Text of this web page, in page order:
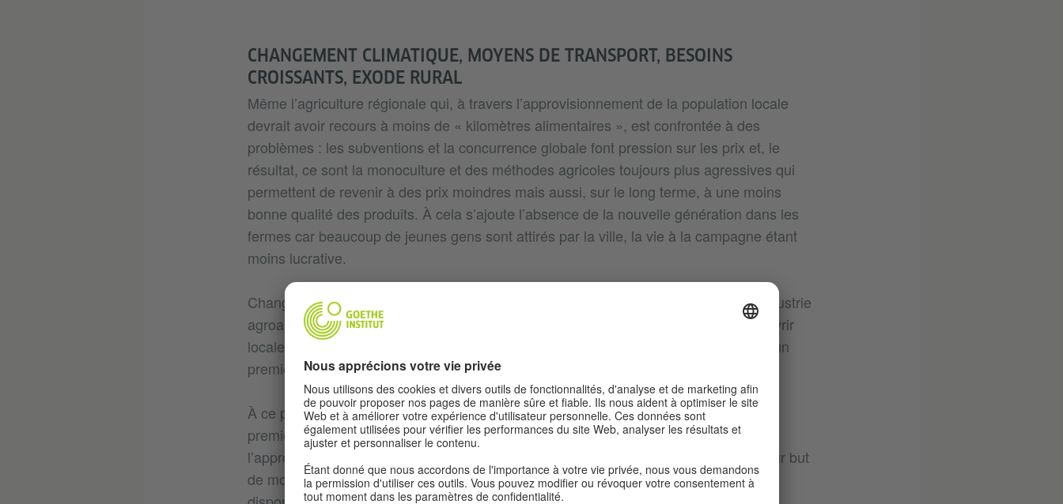
CHANGEMENT CLIMATIQUE, MOYENS DE TRANSPORT, BESOINS
CROISSANTS, EXODE RURAL
Même l’agriculture régionale qui, à travers l’approvisionnement de la population locale
devrait avoir recours à moins de « kilomètres alimentaires », est confrontée à des
problèmes : les subventions et la concurrence globale font pression sur les prix et, le
résultat, ce sont la monoculture et des méthodes agricoles toujours plus agressives qui
permettent de revenir à des prix moindres mais aussi, sur le long terme, à une moins
bonne qualité des produits. À cela s’ajoute l’absence de la nouvelle génération dans les
fermes car beaucoup de jeunes gens sont attirés par la ville, la vie à la campagne étant
moins lucrative.
Changement climatique, moyens de transport, besoins croissants, exode rural : l’industrie
agroalimentaire se trouve face à d’énormes défis à relever. S’il était possible de couvrir
localement les besoins et de réduire un peu les prétentions de la clientèle, on ferait un
premier pas important vers une agriculture du 21è siècle.
À ce propos, le gouvernement canadien avait déjà tenté, avec succès, pendant la
première guerre mondiale une stratégie, à l’époque toute nouvelle, pour garantir
l’approvisionnement alimentaire des villes. En 1917, les Victory Gardens avaient pour but
de motiver la population urbaine à cultiver des jardins et d’autres surfaces urbaines